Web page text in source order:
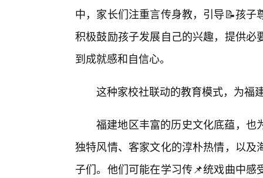
中，家长们注重言传身教，引导📝孩
积极鼓励孩子发展自己的兴趣，提供
到成就感和自信心。
这种家校社联动的教育模式，为福
福建地区丰富的历史文化底蕴，也
独特风情、客家文化的淳朴热情，以
子们。他们可能在学习传📌统戏曲中